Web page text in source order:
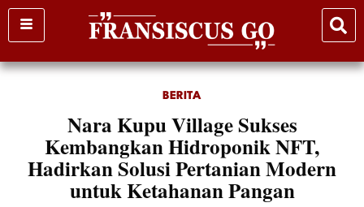
Skip
to
BERITA
Nara Kupu Village Sukses
Kembangkan Hidroponik NFT,
Hadirkan Solusi Pertanian Modern
untuk Ketahanan Pangan